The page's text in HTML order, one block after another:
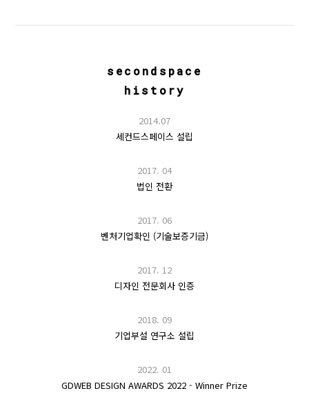
secondspace
history
2014.07
세컨드스페이스 설립
2017. 04
법인 전환
2017. 06
벤처기업확인 (기술보증기금)
2017. 12
디자인 전문회사 인증
2018. 09
기업부설 연구소 설립
2022. 01
GDWEB DESIGN AWARDS 2022 - Winner Prize